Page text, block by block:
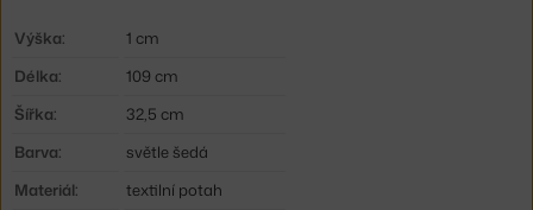
Výška:
1 cm
Délka:
109 cm
Šířka:
32,5 cm
Barva:
světle šedá
Materiál:
textilní potah